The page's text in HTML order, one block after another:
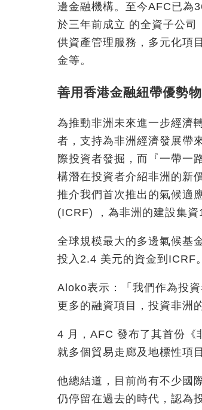
邊金融機構。至今AFC已為
於三年前成立 的全資子公司
供資產管理服務，多元化項
金等。
善用香港金融紐帶優勢
為推動非洲未來進一步經濟
者，支持為非洲經濟發展帶
際投資者發掘，而『一帶一
構潛在投資者介紹非洲的新
推介我們首次推出的氣候
(ICRF) ，為非洲的建設集資
全球規模最大的多邊氣候基
投入2.4 美元的資金到ICRF。
Aloko表示：「我們作為投
更多的融資項目，投資非洲
4 月，AFC 發布了其首份《
就多個貿易走廊及地標性項
他總結道，目前尚有不少國
仍停留在過去的時代，認為